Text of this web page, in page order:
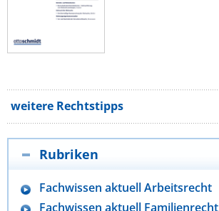
weitere Rechtstipps
Rubriken
Fachwissen aktuell Arbeitsrecht
Fachwissen aktuell Familienrecht